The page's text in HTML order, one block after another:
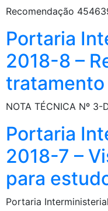
Recomendação
Portaria
2018-8 –
NOTA TÉCNICA Nº 3-
Portaria
2018-7 –
para
Portaria